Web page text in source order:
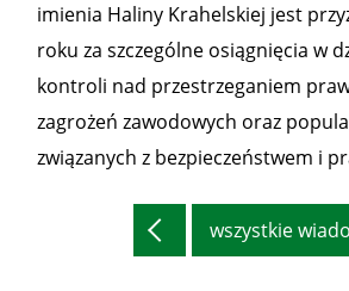
imienia Haliny Krahelskiej jest
roku za szczególne osiągnięcia w
kontroli nad przestrzeganiem
zagrożeń zawodowych oraz
związanych z bezpieczeństwem i
wszystkie